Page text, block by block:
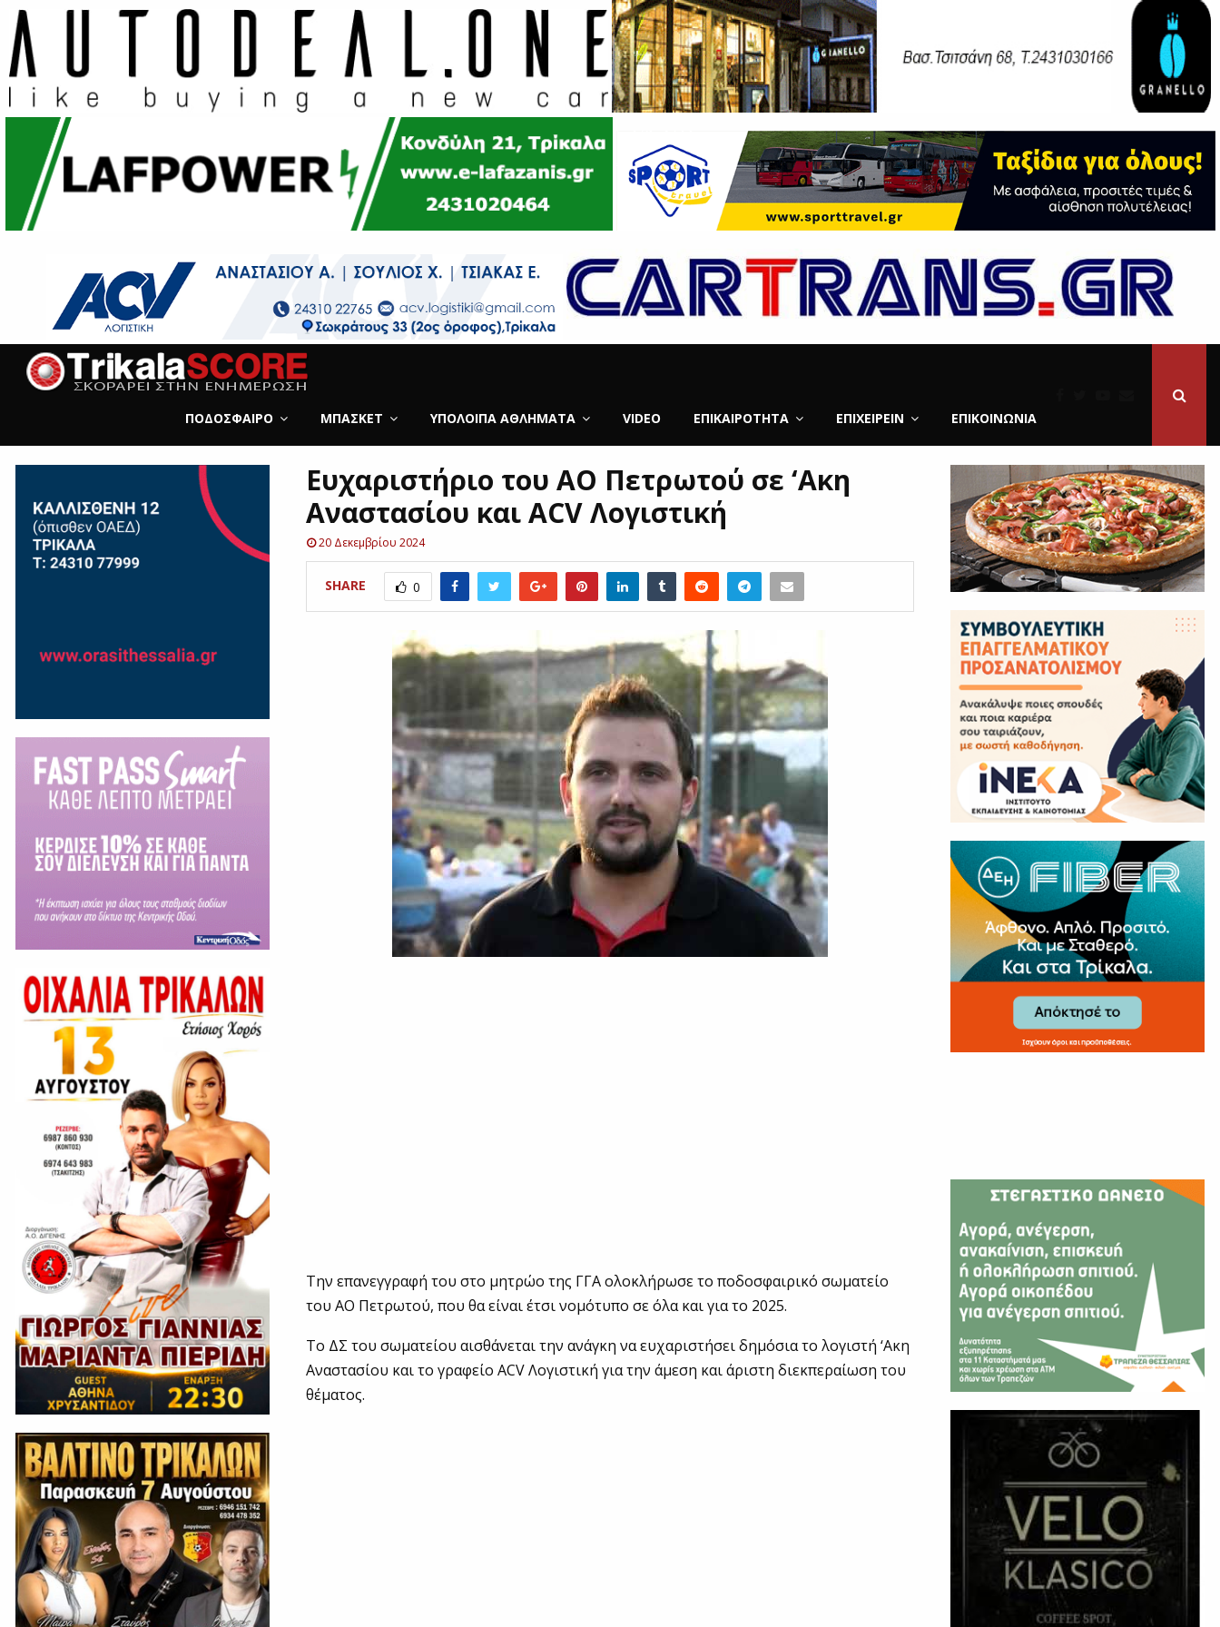
ΠΟΔΌΣΦΑΙΡΟ ΜΠΆΣΚΕΤ ΥΠΌΛΟΙΠΑ ΑΘΛΉΜΑΤΑ VIDEO ΕΠΙΚΑΙΡΌΤΗΤΑ ΕΠΙΧΕΙΡΕΙΝ ΕΠΙΚΟΙΝΩΝΊΑ
Eυχαριστήριο του ΑΟ Πετρωτού σε ‘Ακη
Αναστασίου και ΑCV Λογιστική
20 Δεκεμβρίου 2024
SHARE 0
Την επανεγγραφή του στο μητρώο της ΓΓΑ ολοκλήρωσε το ποδοσφαιρικό σωματείο
του ΑΟ Πετρωτού, που θα είναι έτσι νομότυπο σε όλα και για το 2025.
Το ΔΣ του σωματείου αισθάνεται την ανάγκη να ευχαριστήσει δημόσια το λογιστή ‘Ακη
Αναστασίου και το γραφείο ACV Λογιστική για την άμεση και άριστη διεκπεραίωση του
θέματος.